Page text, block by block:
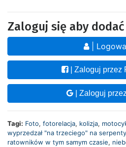
Zaloguj się aby
|
| Zaloguj przez
| Zaloguj
Tagi: Foto, fotorelacja, kolizja,
wyprzedzał "na trzeciego" na
ratowników w tym samym czasie,